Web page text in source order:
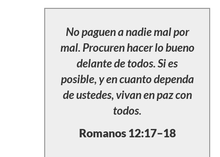
No paguen a nadie mal por
mal. Procuren hacer lo bueno
delante de todos. Si es
posible, y en cuanto dependa
de ustedes, vivan en paz con
todos.
Romanos 12:17–18